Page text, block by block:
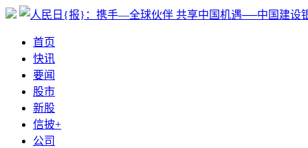
首页
快讯
要闻
股市
新股
信披+
公司